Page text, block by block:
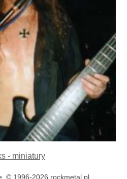
- miniatury
© 1996-2026 rockmetal.pl